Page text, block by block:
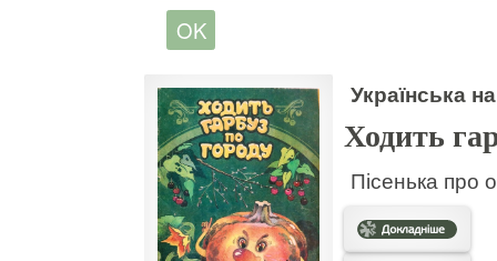
Українська
Ходить
Пісенька про